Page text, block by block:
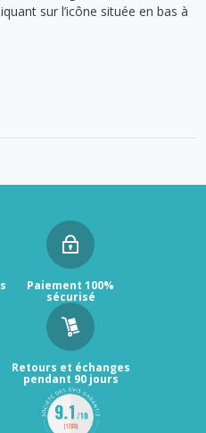
sur l’icône située en bas à
Paiement 100%
sécurisé
Retours et échanges
pendant 90 jours